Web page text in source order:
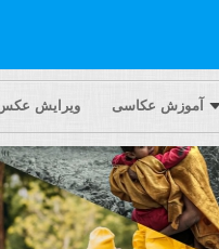
آموزش عکاسی ویرایش